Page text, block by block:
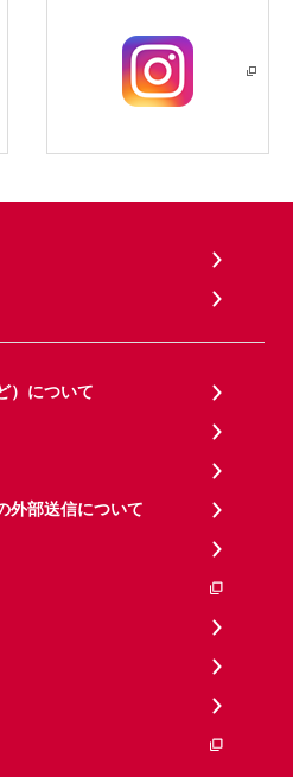
）について
外部送信について